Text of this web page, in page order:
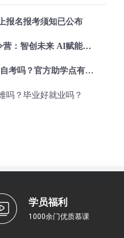
报名报考须知已公布
2026年深大优课 AI 研学夏令营：智创未来 AI赋能成长
初中/小学文凭能报汕头大学自考吗？官方助学点有哪些？怎么报名？
吗？毕业好就业吗？
学员福利
1000余门优质慕课